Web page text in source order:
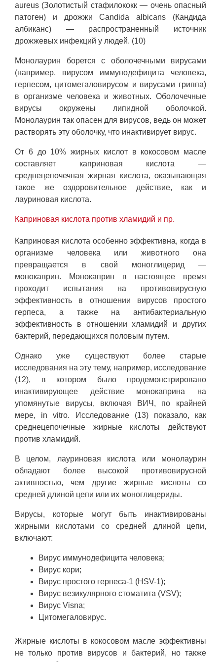
aureus (Золотистый стафилококк — очень опасный
патоген) и дрожжи Candida albicans (Кандида
албиканс) — распространенный источник
дрожжевых инфекций у людей. (10)
Монолаурин борется с оболочечными вирусами
(например, вирусом иммунодефицита человека,
герпесом, цитомегаловирусом и вирусами гриппа)
в организме человека и животных. Оболочечные
вирусы окружены липидной оболочкой.
Монолаурин так опасен для вирусов, ведь он может
растворять эту оболочку, что инактивирует вирус.
От 6 до 10% жирных кислот в кокосовом масле
составляет каприновая кислота —
среднецепочечная жирная кислота, оказывающая
такое же оздоровительное действие, как и
лауриновая кислота.
Каприновая кислота против хламидий и пр.
Каприновая кислота особенно эффективна, когда в
организме человека или животного она
превращается в свой моноглицерид —
монокаприн. Монокаприн в настоящее время
проходит испытания на противовирусную
эффективность в отношении вирусов простого
герпеса, а также на антибактериальную
эффективность в отношении хламидий и других
бактерий, передающихся половым путем.
Однако уже существуют более старые
исследования на эту тему, например, исследование
(12), в котором было продемонстрировано
инактивирующее действие монокаприна на
упомянутые вирусы, включая ВИЧ, по крайней
мере, in vitro. Исследование (13) показало, как
среднецепочечные жирные кислоты действуют
против хламидий.
В целом, лауриновая кислота или монолаурин
обладают более высокой противовирусной
активностью, чем другие жирные кислоты со
средней длиной цепи или их моноглицериды.
Вирусы, которые могут быть инактивированы
жирными кислотами со средней длиной цепи,
включают:
Вирус иммунодефицита человека;
Вирус кори;
Вирус простого герпеса-1 (HSV-1);
Вирус везикулярного стоматита (VSV);
Вирус Visna;
Цитомегаловирус.
Жирные кислоты в кокосовом масле эффективны
не только против вирусов и бактерий, но также